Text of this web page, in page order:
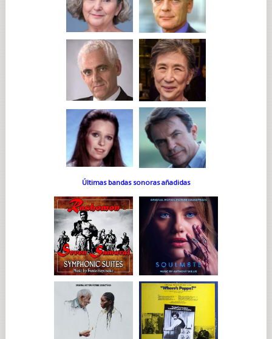
Últimas bandas sonoras añadidas